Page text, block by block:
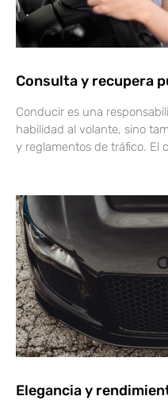
Consulta y recupera
Conducir es una
habilidad al volante, sino
y reglamentos de tráfico. El
Elegancia y